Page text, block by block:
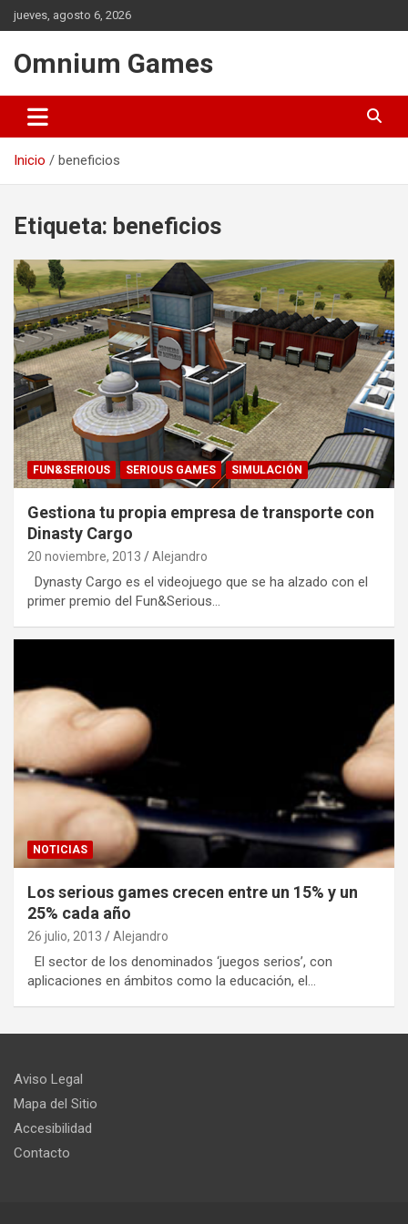
Saltar
al
jueves, agosto 6, 2026
Omnium Games
Inicio beneficios
Etiqueta: beneficios
FUN&SERIOUS SERIOUS GAMES SIMULACIÓN
Gestiona tu propia empresa de transporte con
Dinasty Cargo
20 noviembre, 2013 Alejandro
Dynasty Cargo es el videojuego que se ha alzado con el
primer premio del Fun&Serious…
NOTICIAS
Los serious games crecen entre un 15% y un
25% cada año
26 julio, 2013 Alejandro
El sector de los denominados ‘juegos serios’, con
aplicaciones en ámbitos como la educación, el…
Aviso Legal
Mapa del Sitio
Accesibilidad
Contacto